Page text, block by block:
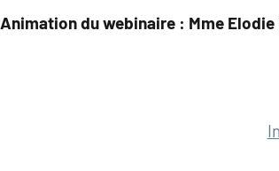
Animation du webinaire : Mme